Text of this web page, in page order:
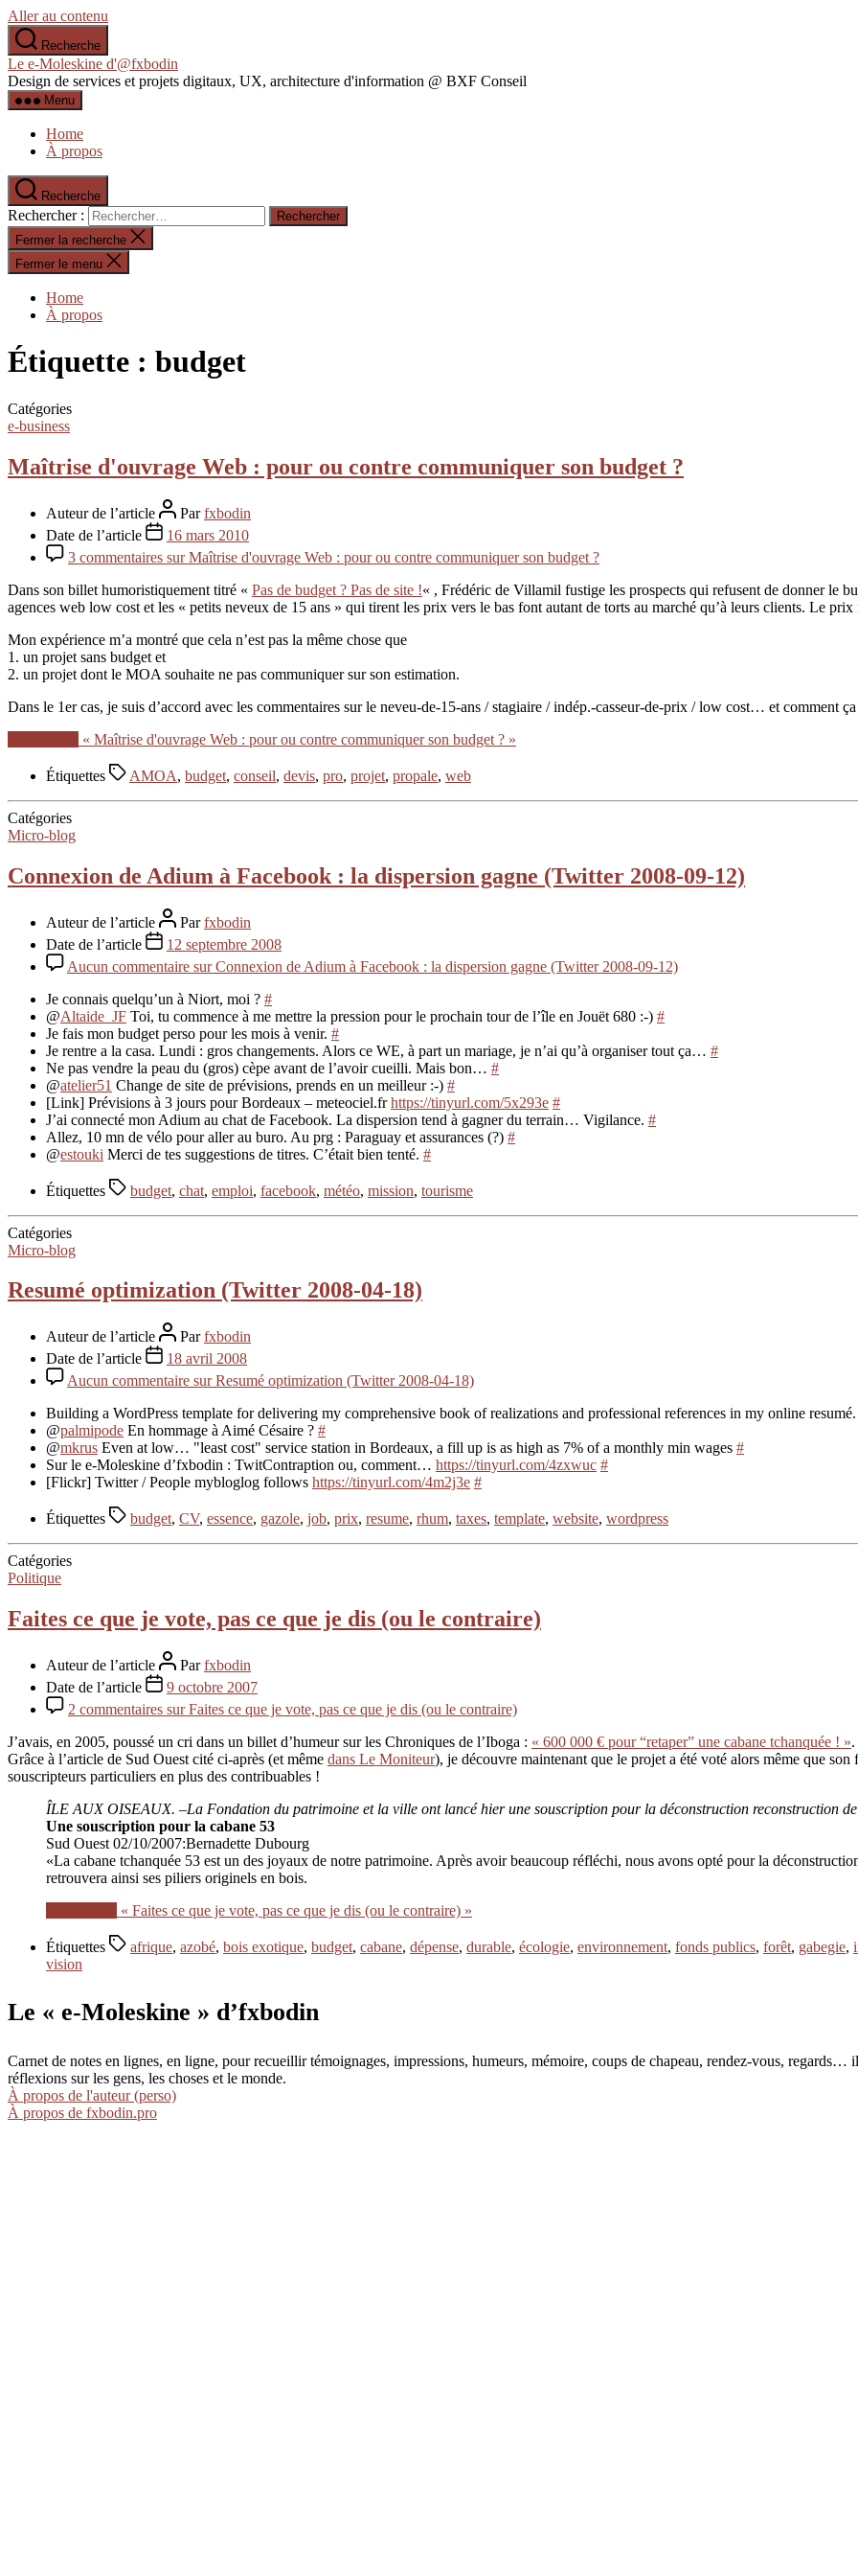
Aller au contenu
Recherche
Le e-Moleskine d'@fxbodin
Design de services et projets digitaux, UX, architecture d'information @ BXF Conseil
Menu
Home
À propos
Recherche
Rechercher :
Fermer la recherche
Fermer le menu
Home
À propos
Étiquette : budget
Catégories
e-business
Maîtrise d'ouvrage Web : pour ou contre communiquer son budget ?
Auteur de l’article Parfxbodin
Date de l’article
16 mars 2010
3 commentaires sur Maîtrise d'ouvrage Web : pour ou contre communiquer son budget ?
Dans son billet humoristiquement titré « Pas de budget ? Pas de site !« , Frédéric de Villamil fustige les prospects qui refusent de donner le
agences web low cost et les « petits neveux de 15 ans » qui tirent les prix vers le bas font autant de torts au marché qu’à leurs clients. Le
Mon expérience m’a montré que cela n’est pas la même chose que
1. un projet sans budget et
2. un projet dont le MOA souhaite ne pas communiquer sur son estimation.
Dans le 1er cas, je suis d’accord avec les commentaires sur le neveu-de-15-ans / stagiaire / indép.-casseur-de-prix / low cost… et comment
« Maîtrise d'ouvrage Web : pour ou contre communiquer son budget ? »
Étiquettes AMOA, budget, conseil, devis, pro, projet, propale, web
Catégories
Micro-blog
Connexion de Adium à Facebook : la dispersion gagne (Twitter 2008-09-12)
Auteur de l’article Parfxbodin
Date de l’article
12 septembre 2008
Aucun commentaire sur Connexion de Adium à Facebook : la dispersion gagne (Twitter 2008-09-12)
Je connais quelqu’un à Niort, moi ? #
@Altaide_JF Toi, tu commence à me mettre la pression pour le prochain tour de l’île en Jouët 680 :-) #
Je fais mon budget perso pour les mois à venir. #
Je rentre a la casa. Lundi : gros changements. Alors ce WE, à part un mariage, je n’ai qu’à organiser tout ça… #
Ne pas vendre la peau du (gros) cèpe avant de l’avoir cueilli. Mais bon… #
@atelier51 Change de site de prévisions, prends en un meilleur :-) #
[Link] Prévisions à 3 jours pour Bordeaux – meteociel.frhttps://tinyurl.com/5x293e #
J’ai connecté mon Adium au chat de Facebook. La dispersion tend à gagner du terrain… Vigilance. #
Allez, 10 mn de vélo pour aller au buro. Au prg : Paraguay et assurances (?) #
@estouki Merci de tes suggestions de titres. C’était bien tenté. #
Étiquettes budget, chat, emploi, facebook, météo, mission, tourisme
Catégories
Micro-blog
Resumé optimization (Twitter 2008-04-18)
Auteur de l’article Parfxbodin
Date de l’article
18 avril 2008
Aucun commentaire sur Resumé optimization (Twitter 2008-04-18)
Building a WordPress template for delivering my comprehensive book of realizations and professional references in my online
@palmipode En hommage à Aimé Césaire ? #
@mkrus Even at low… "least cost" service station in Bordeaux, a fill up is as high as 7% of a monthly min wages #
Sur le e-Moleskine d’fxbodin : TwitContraption ou, comment… https://tinyurl.com/4zxwuc #
[Flickr] Twitter / People mybloglog follows https://tinyurl.com/4m2j3e #
Étiquettes budget, CV, essence, gazole, job, prix, resume, rhum, taxes, template, website, wordpress
Catégories
Politique
Faites ce que je vote, pas ce que je dis (ou le contraire)
Auteur de l’article Parfxbodin
Date de l’article
9 octobre 2007
2 commentaires sur Faites ce que je vote, pas ce que je dis (ou le contraire)
J’avais, en 2005, poussé un cri dans un billet d’humeur sur les Chroniques de l’Iboga : « 600 000 € pour “retaper” une cabane tchanquée ! ».
Grâce à l’article de Sud Ouest cité ci-après (et même dans Le Moniteur), je découvre maintenant que le projet a été voté alors même que
souscripteurs particuliers en plus des contribuables !
ÎLE AUX OISEAUX. –La Fondation du patrimoine et la ville ont lancé hier une souscription pour la déconstruction reconstruction
Une souscription pour la cabane 53
Sud Ouest 02/10/2007:Bernadette Dubourg
«La cabane tchanquée 53 est un des joyaux de notre patrimoine. Après avoir beaucoup réfléchi, nous avons opté pour la
retrouvera ainsi ses piliers originels en bois.
« Faites ce que je vote, pas ce que je dis (ou le contraire) »
Étiquettes afrique, azobé, bois exotique, budget, cabane, dépense, durable, écologie, environnement, fonds publics, forêt, gabegie,
vision
Le « e-Moleskine » d’fxbodin
Carnet de notes en lignes, en ligne, pour recueillir témoignages, impressions, humeurs, mémoire, coups de chapeau, rendez-vous,
réflexions sur les gens, les choses et le monde.
À propos de l'auteur (perso)
À propos de fxbodin.pro